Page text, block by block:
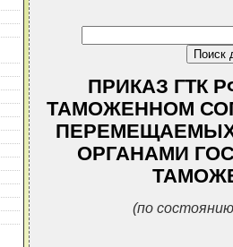
ПРИКАЗ ГТК
ТАМОЖЕННОМ
ОРГАНАМИ
(по